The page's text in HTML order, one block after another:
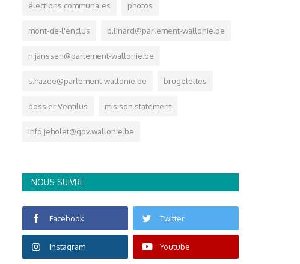
élections communales photos
mont-de-l'enclus b.linard@parlement-wallonie.be
n.janssen@parlement-wallonie.be
s.hazee@parlement-wallonie.be brugelettes
dossier Ventilus misison statement
info.jeholet@gov.wallonie.be
NOUS SUIVRE
Facebook Twitter
Instagram Youtube